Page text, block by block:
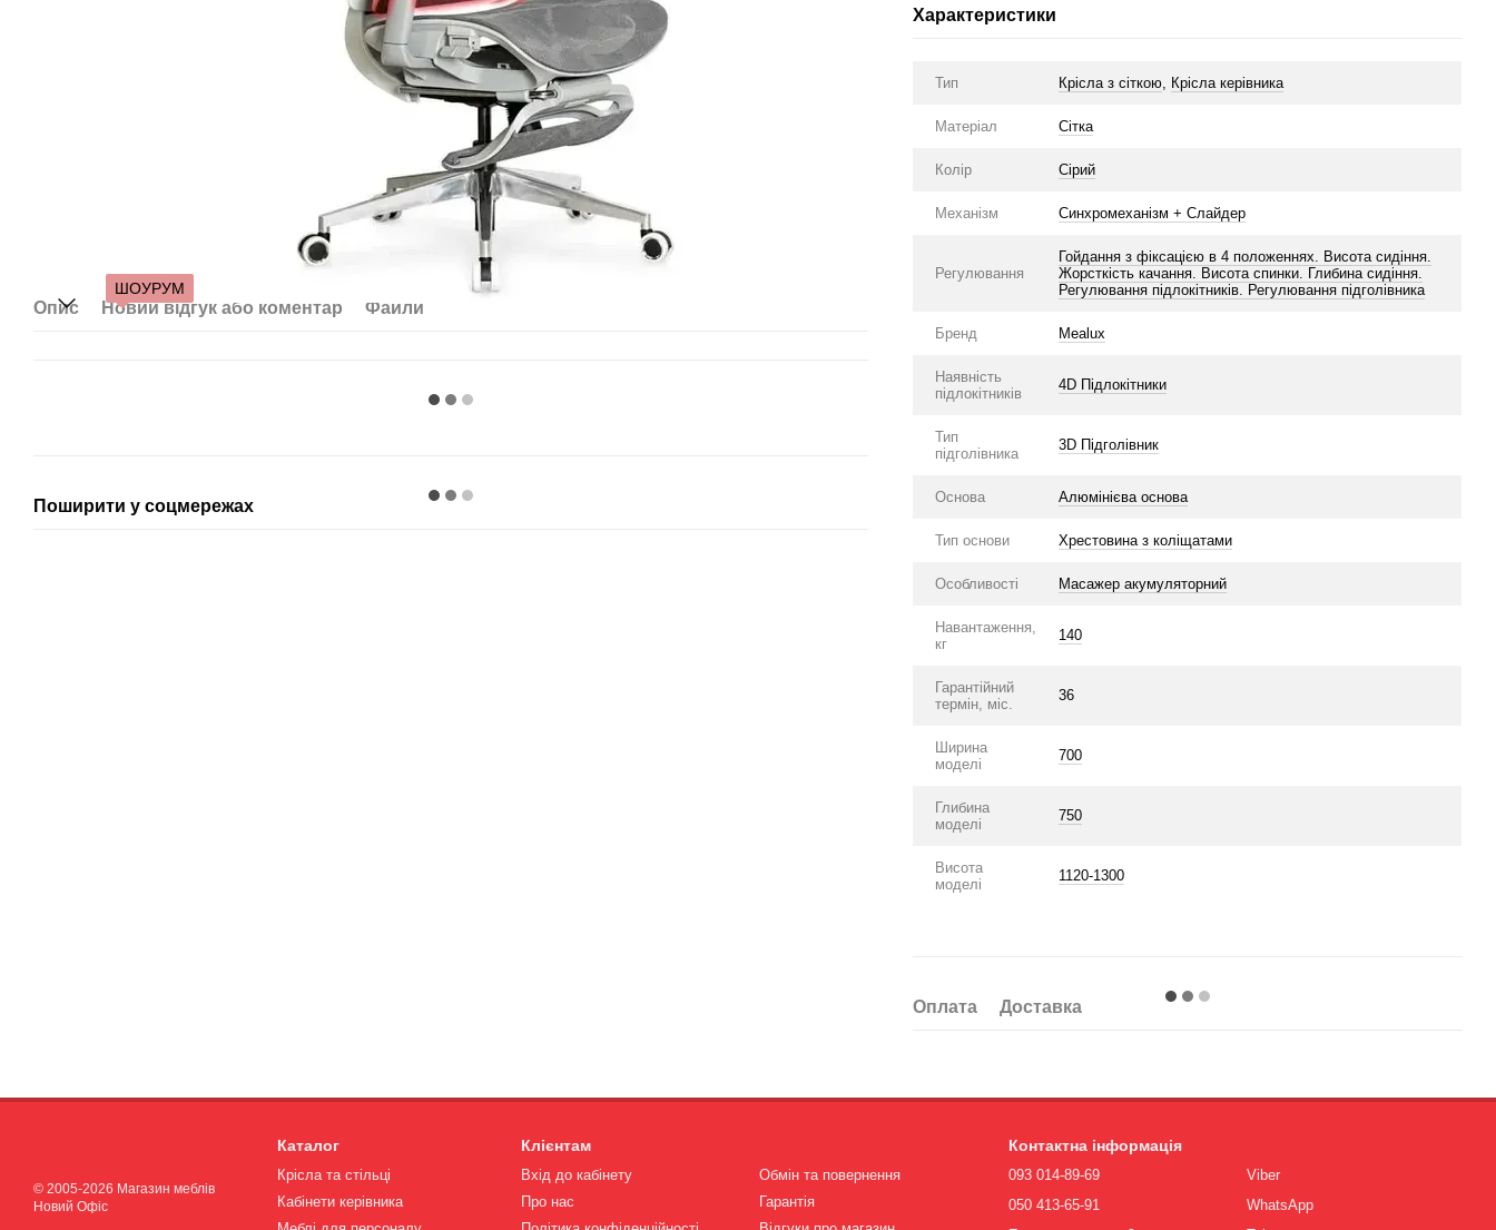
ШОУРУМ
Опис Новий відгук або коментар Файли
Поширити у соцмережах
Характеристики
Тип Крісла з сіткою, Крісла керівника
Матеріал Сітка
Колір Сірий
Механізм Синхромеханізм + Слайдер
Регулювання
Гойдання з фіксацією в 4 положеннях. Висота сидіння.
Жорсткість качання. Висота спинки. Глибина сидіння.
Регулювання підлокітників. Регулювання підголівника
Бренд Mealux
Наявність
підлокітників
4D Підлокітники
Тип
підголівника
3D Підголівник
Основа Алюмінієва основа
Тип основи Хрестовина з коліщатами
Особливості Масажер акумуляторний
Навантаження,
кг
140
Гарантійний
термін, міс.
36
Ширина
моделі
700
Глибина
моделі
750
Висота
моделі
1120-1300
Оплата Доставка
© 2005-2026 Магазин меблів
Новий Офіс
Каталог
Крісла та стільці
Кабінети керівника
Клієнтам
Вхід до кабінету
Про нас
Обмін та повернення
Гарантія
Контактна інформація
093 014-89-69
050 413-65-91
Viber
WhatsApp